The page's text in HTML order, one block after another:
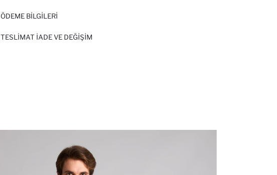
ÖDEME BİLGİLERİ
TESLIMAT İADE VE DEĞIŞIM